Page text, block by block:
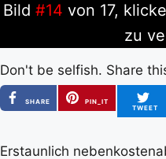
Bild #14 von 17,
zu
Don't be selfish. Share
SHARE
PIN_IT
TWEET
Erstaunlich